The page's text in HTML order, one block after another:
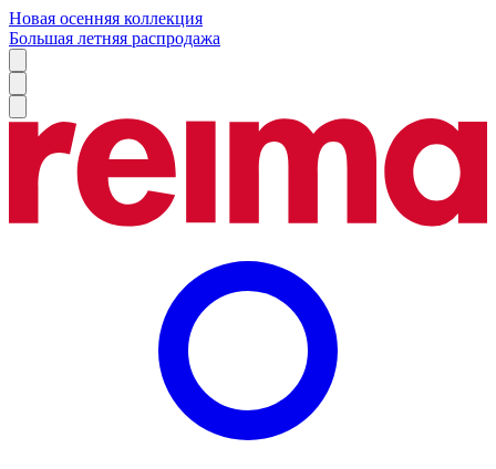
Новая осенняя коллекция
Большая летняя распродажа